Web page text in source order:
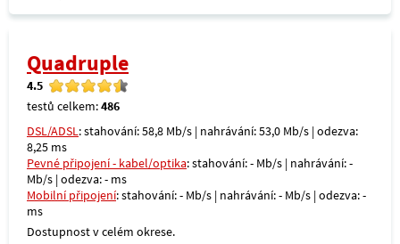
Quadruple
4.5
testů celkem:486
DSL/ADSL: stahování: 58,8 Mb/s | nahrávání: 53,0 Mb/s | odezva:
8,25 ms
Pevné připojení - kabel/optika: stahování: - Mb/s | nahrávání: -
Mb/s | odezva: - ms
Mobilní připojení: stahování: - Mb/s | nahrávání: - Mb/s | odezva: -
ms
Dostupnost v celém okrese.